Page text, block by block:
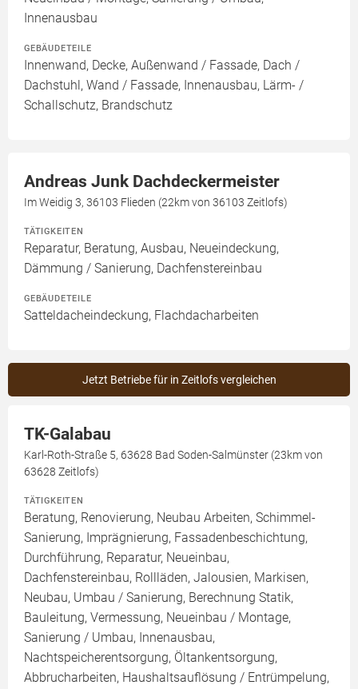
Innenausbau
GEBÄUDETEILE
Innenwand, Decke, Außenwand / Fassade, Dach /
Dachstuhl, Wand / Fassade, Innenausbau, Lärm- /
Schallschutz, Brandschutz
Andreas Junk Dachdeckermeister
Im Weidig 3, 36103 Flieden (22km von 36103 Zeitlofs)
TÄTIGKEITEN
Reparatur, Beratung, Ausbau, Neueindeckung,
Dämmung / Sanierung, Dachfenstereinbau
GEBÄUDETEILE
Satteldacheindeckung, Flachdacharbeiten
Jetzt Betriebe für in Zeitlofs vergleichen
TK-Galabau
Karl-Roth-Straße 5, 63628 Bad Soden-Salmünster (23km von
63628 Zeitlofs)
TÄTIGKEITEN
Beratung, Renovierung, Neubau Arbeiten, Schimmel-
Sanierung, Imprägnierung, Fassadenbeschichtung,
Durchführung, Reparatur, Neueinbau,
Dachfenstereinbau, Rollläden, Jalousien, Markisen,
Neubau, Umbau / Sanierung, Berechnung Statik,
Bauleitung, Vermessung, Neueinbau / Montage,
Sanierung / Umbau, Innenausbau,
Nachtspeicherentsorgung, Öltankentsorgung,
Abbrucharbeiten, Haushaltsauflösung / Entrümpelung,